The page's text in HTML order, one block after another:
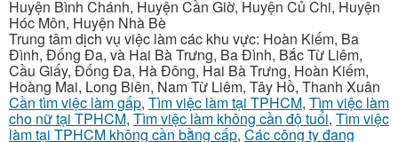
Huyện Bình Chánh, Huyện Cần Giờ, Huyện Củ Chi, Huyện
Hóc Môn, Huyện Nhà Bè
Trung tâm dịch vụ việc làm các khu vực: Hoàn Kiếm, Ba
Đình, Đống Đa, và Hai Bà Trưng, Ba Đình, Bắc Từ Liêm,
Cầu Giấy, Đống Đa, Hà Đông, Hai Bà Trưng, Hoàn Kiếm,
Hoàng Mai, Long Biên, Nam Từ Liêm, Tây Hồ, Thanh Xuân
Cần tìm việc làm gấp, Tìm việc làm tại TPHCM, Tìm việc làm
cho nữ tại TPHCM, Tìm việc làm không cần độ tuổi, Tìm việc
làm tại TPHCM không cần bằng cấp, Các công ty đang